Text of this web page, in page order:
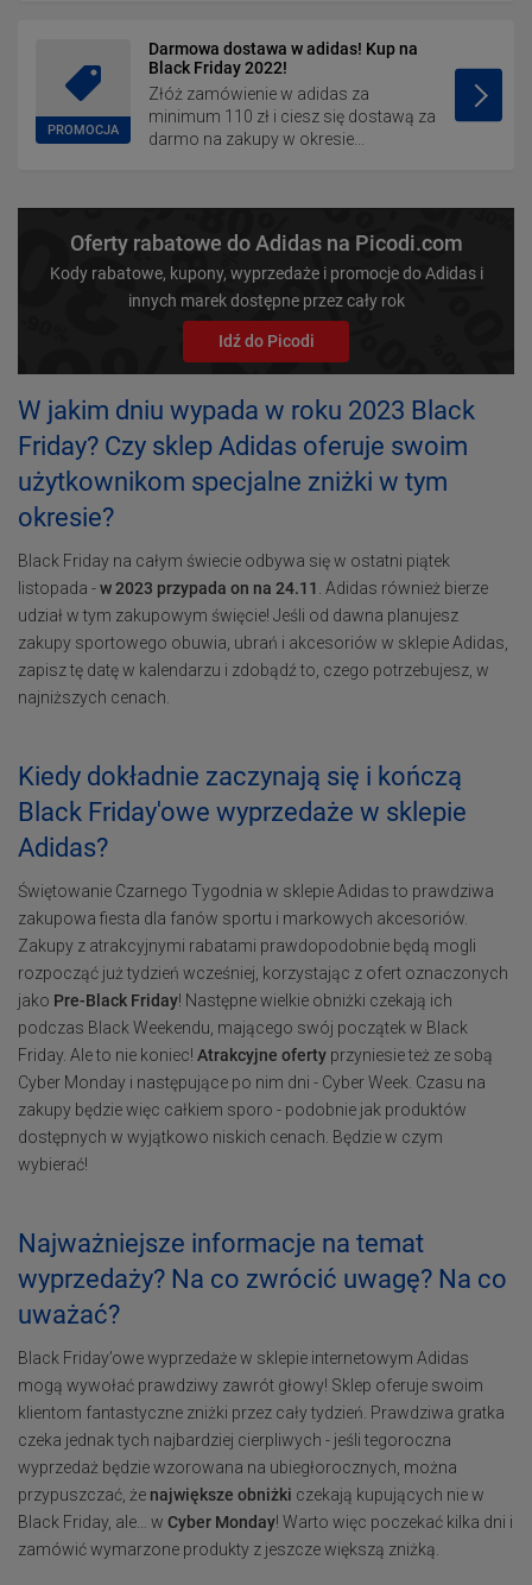
PROMOCJA
Darmowa dostawa w adidas! Kup na
Black Friday 2022!
Złóż zamówienie w adidas za
minimum 110 zł i ciesz się dostawą za
darmo na zakupy w okresie...
Oferty rabatowe do Adidas na Picodi.com
Kody rabatowe, kupony, wyprzedaże i promocje do Adidas i
innych marek dostępne przez cały rok
Idź do Picodi
W jakim dniu wypada w roku 2023 Black
Friday? Czy sklep Adidas oferuje swoim
użytkownikom specjalne zniżki w tym
okresie?
Black Friday na całym świecie odbywa się w ostatni piątek
listopada -w 2023 przypada on na 24.11 . Adidas również bierze
udział w tym zakupowym święcie! Jeśli od dawna planujesz
zakupy sportowego obuwia, ubrań i akcesoriów w sklepie Adidas,
zapisz tę datę w kalendarzu i zdobądź to, czego potrzebujesz, w
najniższych cenach.
Kiedy dokładnie zaczynają się i kończą
Black Friday'owe wyprzedaże w sklepie
Adidas?
Świętowanie Czarnego Tygodnia w sklepie Adidas to prawdziwa
zakupowa fiesta dla fanów sportu i markowych akcesoriów.
Zakupy z atrakcyjnymi rabatami prawdopodobnie będą mogli
rozpocząć już tydzień wcześniej, korzystając z ofert oznaczonych
jako Pre-Black Friday! Następne wielkie obniżki czekają ich
podczas Black Weekendu, mającego swój początek w Black
Friday. Ale to nie koniec! Atrakcyjne oferty przyniesie też ze sobą
Cyber Monday i następujące po nim dni - Cyber Week. Czasu na
zakupy będzie więc całkiem sporo - podobnie jak produktów
dostępnych w wyjątkowo niskich cenach. Będzie w czym
wybierać!
Najważniejsze informacje na temat
wyprzedaży? Na co zwrócić uwagę? Na co
uważać?
Black Friday’owe wyprzedaże w sklepie internetowym Adidas
mogą wywołać prawdziwy zawrót głowy! Sklep oferuje swoim
klientom fantastyczne zniżki przez cały tydzień. Prawdziwa gratka
czeka jednak tych najbardziej cierpliwych - jeśli tegoroczna
wyprzedaż będzie wzorowana na ubiegłorocznych, można
przypuszczać, że największe obniżki czekają kupujących nie w
Black Friday, ale… w Cyber Monday! Warto więc poczekać kilka dni i
zamówić wymarzone produkty z jeszcze większą zniżką.